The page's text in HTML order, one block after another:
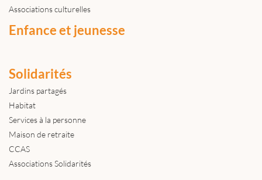
Associations culturelles
Enfance et jeunesse
Solidarités
Jardins partagés
Habitat
Services à la personne
Maison de retraite
CCAS
Associations Solidarités